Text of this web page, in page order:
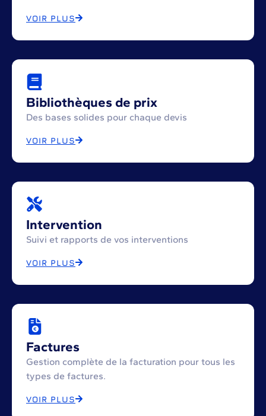
VOIR PLUS
Bibliothèques de prix
Des bases solides pour chaque devis
VOIR PLUS
Intervention
Suivi et rapports de vos interventions
VOIR PLUS
Factures
Gestion complète de la facturation pour tous les
types de factures.
VOIR PLUS